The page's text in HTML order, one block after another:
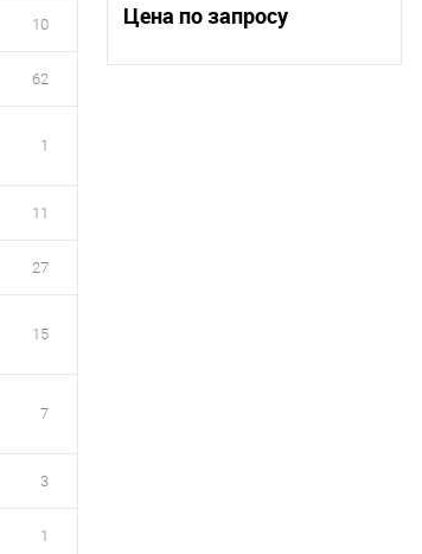
10
62
1
11
27
15
7
3
1
Цена по запросу